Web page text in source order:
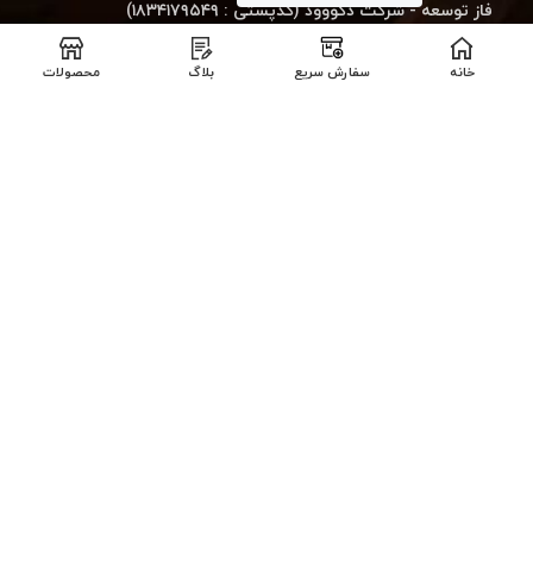
فاز توسعه - شرکت دکووود (کدپستی : ۱۸۳۴۱۷۹۵۴۹)
دفتر تهران : تهران_پاسداران-خیابان کلاهدوز-نبش خیابان عفیف
مصمم- پلاک ۱۰- واحد۲
خانه سفارش سریع بلاگ محصولات